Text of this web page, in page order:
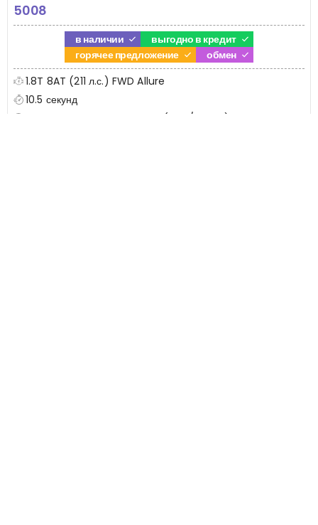
5008
в наличии
выгодно в кредит
горячее предложение
обмен
1.8T 8AT (211 л.с.) FWD Allure
10.5 секунд
Бензиновый турбированный (7.26/100 км)